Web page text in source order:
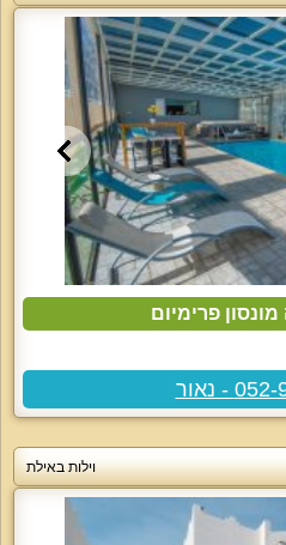
פרימיום
- נאור
וילות באילת